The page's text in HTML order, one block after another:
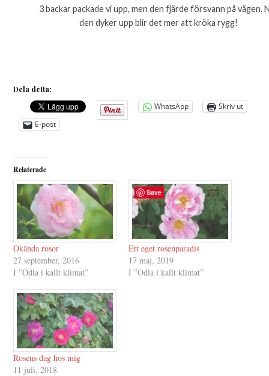
3 backar packade vi upp, men den fjärde försvann på vägen.
den dyker upp blir det mer att kröka rygg!
Dela detta:
WhatsApp
Skriv ut
E-post
Relaterade
Okända rosor
27 september, 2016
I ”Odla i kallt klimat”
Ett eget rosenparadis
17 maj, 2019
I ”Odla i kallt klimat”
Rosens dag hos mig
11 juli, 2018
Save